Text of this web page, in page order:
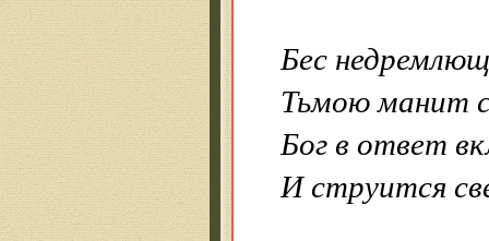
Бес
Тьмою манит
Бог в ответ
И струится